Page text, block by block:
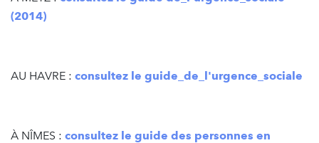
(2014)
AU HAVRE : consultez le guide_de_l'urgence_sociale
À NÎMES : consultez le guide des personnes en